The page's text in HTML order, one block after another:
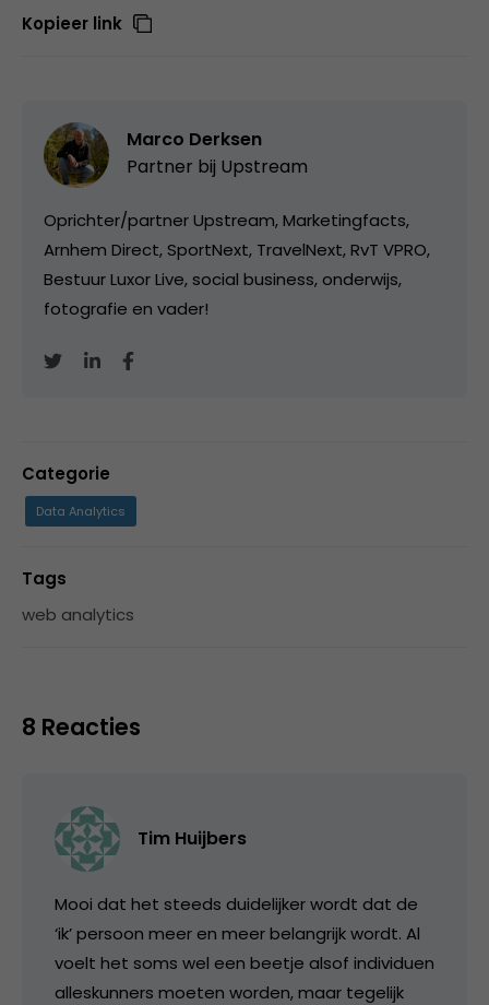
Kopieer link
Marco Derksen
Partner bij Upstream
Oprichter/partner Upstream, Marketingfacts,
Arnhem Direct, SportNext, TravelNext, RvT VPRO,
Bestuur Luxor Live, social business, onderwijs,
fotografie en vader!
Categorie
Data Analytics
Tags
web analytics
8 Reacties
Tim Huijbers
Mooi dat het steeds duidelijker wordt dat de
‘ik’ persoon meer en meer belangrijk wordt. Al
voelt het soms wel een beetje alsof individuen
alleskunners moeten worden, maar tegelijk